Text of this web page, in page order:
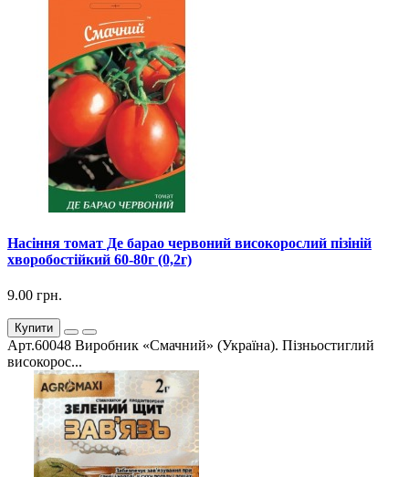
Насіння томат Де барао червоний високорослий пізіній
хворобостійкий 60-80г (0,2г)
9.00 грн.
Купити
Арт.60048 Виробник «Смачний» (Україна). Пізньостиглий
високорос...